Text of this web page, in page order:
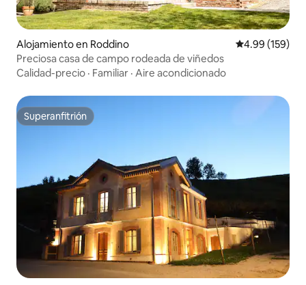
Alojamiento en Roddino Calificación
4.99 (159)
Preciosa casa de campo rodeada de viñedos
Calidad-precio · Familiar · Aire acondicionado
Superanfitrión
Superanfitrión